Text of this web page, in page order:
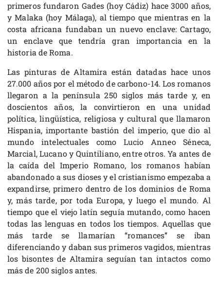
primeros fundaron Gades (hoy Cádiz) hace 3000 años,
y Malaka (hoy Málaga), al tiempo que mientras en la
costa africana fundaban un nuevo enclave: Cartago,
un enclave que tendría gran importancia en la
historia de Roma.
Las pinturas de Altamira están datadas hace unos
27.000 años por el método de carbono-14. Los romanos
llegaron a la península 250 siglos más tarde y, en
doscientos años, la convirtieron en una unidad
política, lingüística, religiosa y cultural que llamaron
Hispania, importante bastión del imperio, que dio al
mundo intelectuales como Lucio Anneo Séneca,
Marcial, Lucano y Quintiliano, entre otros. Ya antes de
la caída del Imperio Romano, los romanos habían
abandonado a sus dioses y el cristianismo empezaba a
expandirse, primero dentro de los dominios de Roma
y, más tarde, por toda Europa, y luego el mundo. Al
tiempo que el viejo latín seguía mutando, como hacen
todas las lenguas en todos los tiempos. Aquellas que
más tarde se llamarían “romances” se iban
diferenciando y daban sus primeros vagidos, mientras
los bisontes de Altamira seguían tan intactos como
más de 200 siglos antes.